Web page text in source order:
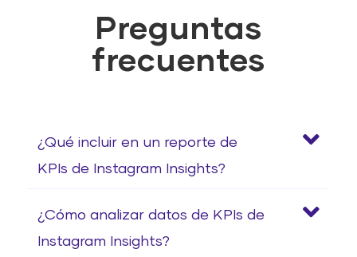
Preguntas
frecuentes
¿Qué incluir en un reporte de
KPIs de Instagram Insights?
¿Cómo analizar datos de KPIs de
Instagram Insights?